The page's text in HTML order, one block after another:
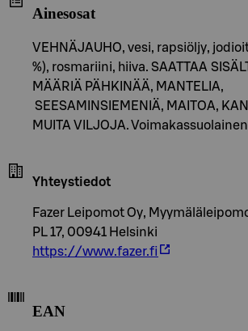
Ainesosat
VEHNÄJAUHO, vesi, rapsiöljy,
%), rosmariini, hiiva. SAATTAA
MÄÄRIÄ PÄHKINÄÄ, MANTELIA,
SEESAMINSIEMENIÄ, MAITOA,
MUITA VILJOJA.
Yhteystiedot
Fazer Leipomot Oy,
PL 17, 00941 Helsinki
https://www.fazer.fi
EAN